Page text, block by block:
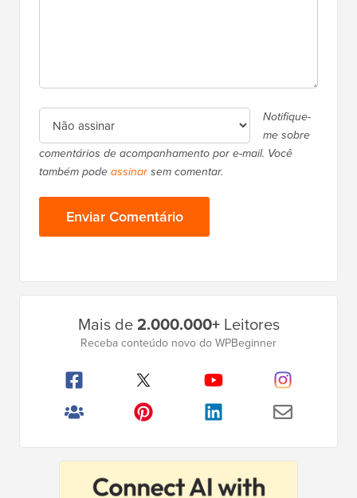
Notifique-
me sobre
comentários de acompanhamento por e-mail. Você
também podeassinarsem comentar.
Mais de2.000.000+Leitores
Receba conteúdo novo do WPBeginner